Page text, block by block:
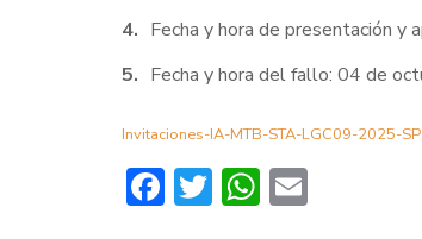
Fecha y hora de presentación
Fecha y hora del fallo: 04 de
Invitaciones-IA-MTB-STA-LGC09-2025-SP
Facebook
TwitterWhatsApp